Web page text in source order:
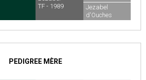
TF - 1989
TF - 1971
Jezabel
d'Ouches
1'16''3
TF
PEDIGREE MÈRE